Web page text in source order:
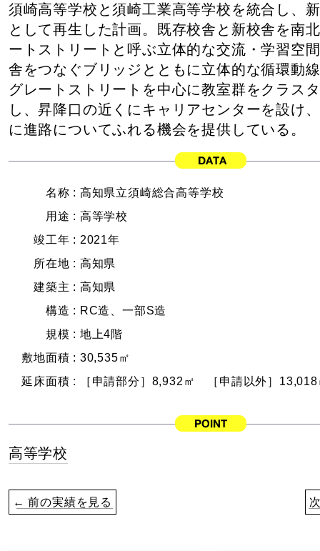
須崎高等学校と須崎工業高等学校を統合し、
として再生した計画。既存校舎と新校舎を南
ートストリートと呼ぶ立体的な交流・学習空
舎をつなぐブリッジとともに立体的な循環動
グレートストリートを中心に教室群をクラス
し、昇降口の近くにキャリアセンターを設け
に進路についてふれる機会を提供している。
名称 : 高知県立須崎総合高等学校
用途 : 高等学校
竣工年 : 2021年
所在地 : 高知県
建築主 : 高知県
構造 : RC造、一部S造
規模 : 地上4階
敷地面積 : 30,535㎡
延床面積 :
［申請部分］8,932㎡ ［申請以外］13,018
高等学校
← 前の実績を見る